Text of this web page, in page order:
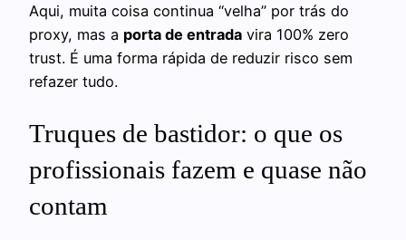
Aqui, muita coisa continua “velha” por trás do
proxy, mas a porta de entrada vira 100% zero
trust. É uma forma rápida de reduzir risco sem
refazer tudo.
Truques de bastidor: o que os
profissionais fazem e quase não
contam